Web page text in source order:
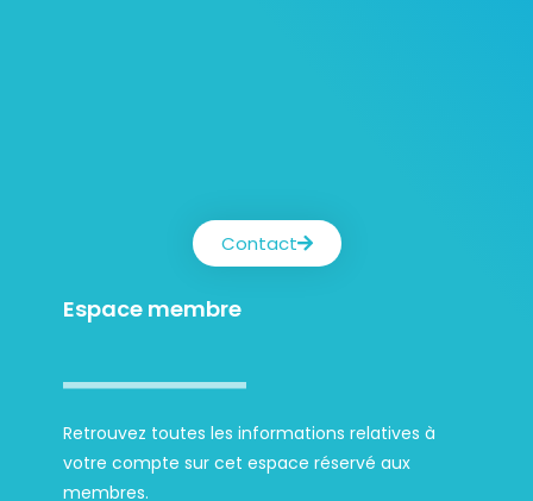
Contact
Espace membre
Retrouvez toutes les informations relatives à
votre compte sur cet espace réservé aux
membres.